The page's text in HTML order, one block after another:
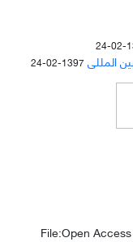
المللی 1397-02-24